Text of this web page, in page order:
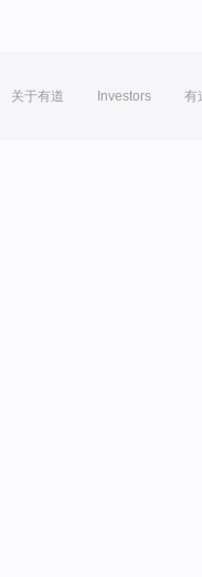
关于有道 Investors 有